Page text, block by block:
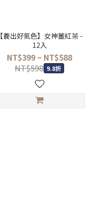
【養出好氣色】女神薑紅茶 -
12入
NT$399 ~ NT$588
NT$598 9.8折